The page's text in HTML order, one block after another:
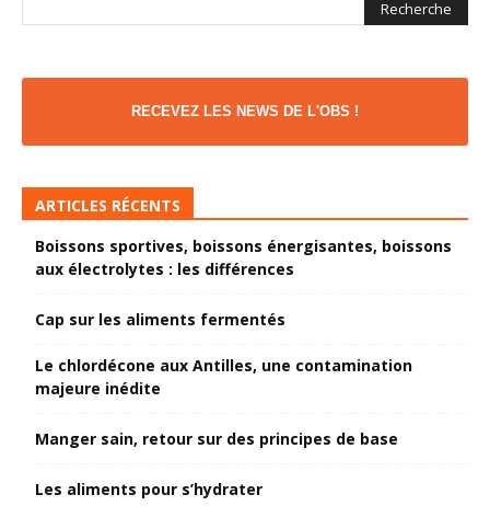
RECEVEZ LES NEWS DE L'OBS !
ARTICLES RÉCENTS
Boissons sportives, boissons énergisantes, boissons
aux électrolytes : les différences
Cap sur les aliments fermentés
Le chlordécone aux Antilles, une contamination
majeure inédite
Manger sain, retour sur des principes de base
Les aliments pour s’hydrater